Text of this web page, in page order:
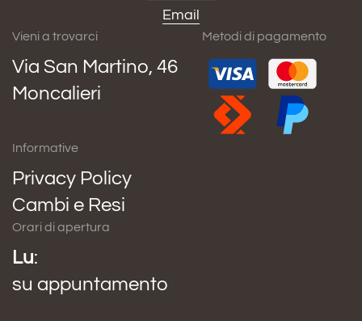
Email
Vieni a trovarci
Via San Martino, 46
Moncalieri
Metodi di pagamento
Informative
Privacy Policy
Cambi e Resi
Orari di apertura
Lu:
su appuntamento